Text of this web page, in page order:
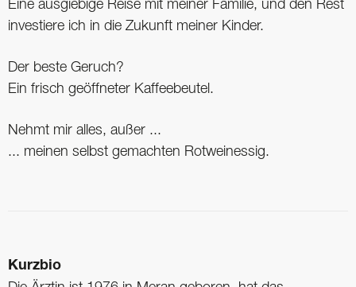
Eine ausgiebige Reise mit meiner Familie, und den Rest
investiere ich in die Zukunft meiner Kinder.
Der beste Geruch?
Ein frisch geöffneter Kaffeebeutel.
Nehmt mir alles, außer ...
... meinen selbst gemachten Rotweinessig.
Kurzbio